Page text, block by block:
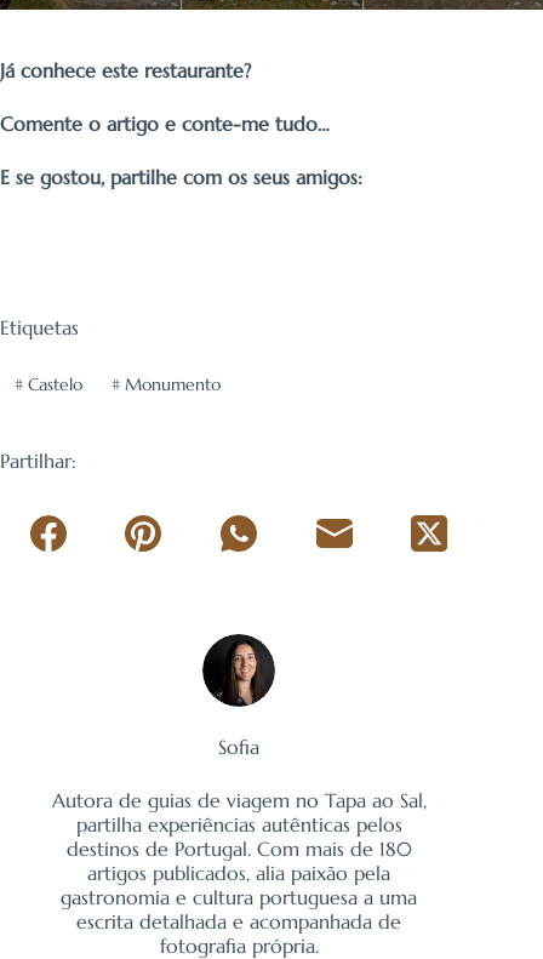
Já conhece este restaurante?
Comente o artigo e conte-me tudo…
E se gostou, partilhe com os seus amigos:
Etiquetas
#Castelo #Monumento
Partilhar:
Sofia
Autora de guias de viagem no Tapa ao Sal,
partilha experiências autênticas pelos
destinos de Portugal. Com mais de 180
artigos publicados, alia paixão pela
gastronomia e cultura portuguesa a uma
escrita detalhada e acompanhada de
fotografia própria.